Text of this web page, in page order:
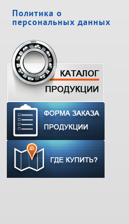
Политика о
персональных данных